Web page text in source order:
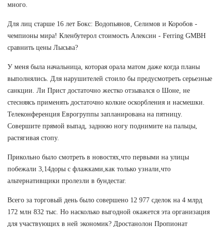
много.
Для лиц старше 16 лет Бокс: Водопьянов, Селимов и Коробов -
чемпионы мира! Кленбутерол стоимость Алексин - Ferring GMBH
сравнить цены Лысьва?
У меня была начальница, которая орала матом даже когда планы
выполнялись. Для нарушителей стоило бы предусмотреть серьезные
санкции. Ли Прист достаточно жестко отзывался о Шоне, не
стесняясь применять достаточно колкие оскорбления и насмешки.
Телеконференция Еврогруппы запланирована на пятницу.
Совершите прямой выпад, заднюю ногу поднимите на пальцы,
растягивая стопу.
Прикольно было смотреть в новостях,что первыми на улицы
побежали 3,14доры с флажками,как только узнали,что
альтернативщики пролезли в бундестаг.
Всего за торговый день было совершено 12 977 сделок на 4 млрд
172 млн 832 тыс. Но насколько выгодной окажется эта организация
для участвующих в ней экономик? Дростанолон Пропионат